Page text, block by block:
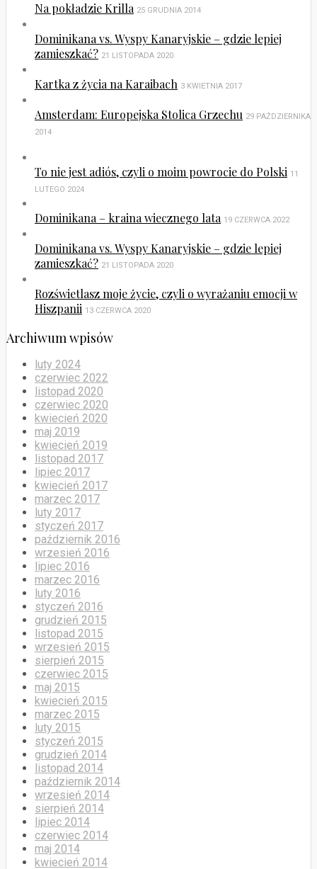
Na pokładzie Krilla 25 GRUDNIA 2014
Dominikana vs. Wyspy Kanaryjskie – gdzie lepiej
zamieszkać? 21 LISTOPADA 2020
Kartka z życia na Karaibach 3 KWIETNIA 2017
Amsterdam: Europejska Stolica Grzechu 29 PAŹDZIERNIKA
2014
To nie jest adiós, czyli o moim powrocie do Polski 11
LUTEGO 2024
Dominikana – kraina wiecznego lata 19 CZERWCA 2022
Dominikana vs. Wyspy Kanaryjskie – gdzie lepiej
zamieszkać? 21 LISTOPADA 2020
Rozświetlasz moje życie, czyli o wyrażaniu emocji w
Hiszpanii 13 CZERWCA 2020
Archiwum wpisów
luty 2024
czerwiec 2022
listopad 2020
czerwiec 2020
kwiecień 2020
maj 2019
kwiecień 2019
listopad 2017
lipiec 2017
kwiecień 2017
marzec 2017
luty 2017
styczeń 2017
październik 2016
wrzesień 2016
lipiec 2016
marzec 2016
luty 2016
styczeń 2016
grudzień 2015
listopad 2015
wrzesień 2015
sierpień 2015
czerwiec 2015
maj 2015
kwiecień 2015
marzec 2015
luty 2015
styczeń 2015
grudzień 2014
listopad 2014
październik 2014
wrzesień 2014
sierpień 2014
lipiec 2014
czerwiec 2014
maj 2014
kwiecień 2014